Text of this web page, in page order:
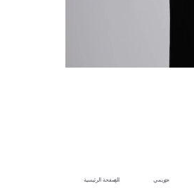
الصفحة الرئيسية حريمي